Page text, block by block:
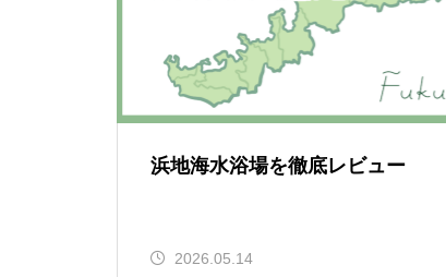
浜地海水浴場を徹底レビュー
2026.05.14